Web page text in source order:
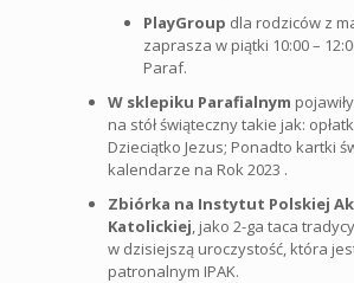
PlayGroup dla rodziców z
zaprasza w piątki 10:00 –
Paraf.
W sklepiku Parafialnym
na stół świąteczny takie jak:
Dzieciątko Jezus; Ponadto kartki
kalendarze na Rok 2023 .
Zbiórka na Instytut Polskiej
Katolickiej, jako 2-ga taca
w dzisiejszą uroczystość, która
patronalnym IPAK.